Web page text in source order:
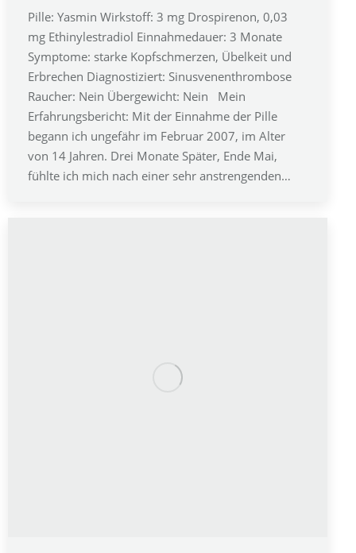
Pille: Yasmin Wirkstoff: 3 mg Drospirenon, 0,03
mg Ethinylestradiol Einnahmedauer: 3 Monate
Symptome: starke Kopfschmerzen, Übelkeit und
Erbrechen Diagnostiziert: Sinusvenenthrombose
Raucher: Nein Übergewicht: Nein Mein
Erfahrungsbericht: Mit der Einnahme der Pille
begann ich ungefähr im Februar 2007, im Alter
von 14 Jahren. Drei Monate Später, Ende Mai,
fühlte ich mich nach einer sehr anstrengenden…